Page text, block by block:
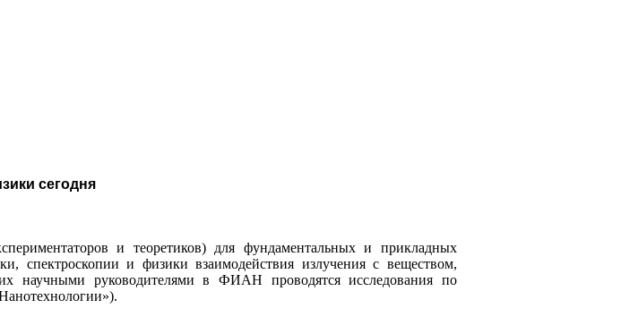
сегодня
и теоретиков) для фундаментальных и прикладных
спектроскопии и физики взаимодействия излучения с веществом,
научными руководителями в ФИАН проводятся исследования по
»).